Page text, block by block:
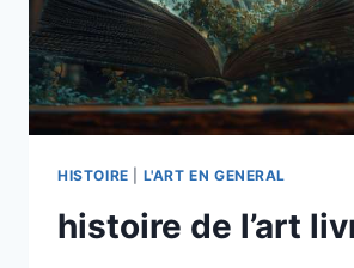
HISTOIRE L'ART EN GENERAL
histoire de l’art